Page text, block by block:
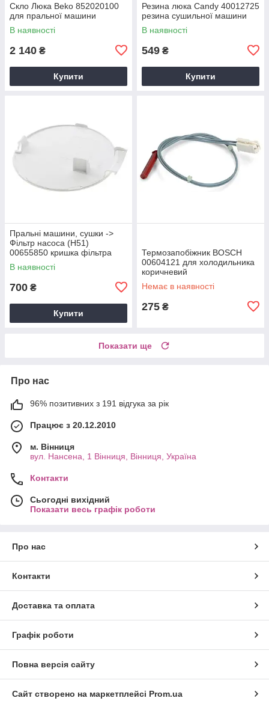
Скло Люка Beko 852020100
для пральної машини
В наявності
2 140 ₴
Купити
Резина люка Candy 40012725
резина сушильної машини
В наявності
549 ₴
Купити
Пральні машини, сушки ->
Фільтр насоса (Н51)
00655850 кришка фільтра
(А41)
В наявності
700 ₴
Купити
Термозапобіжник BOSCH
00604121 для холодильника
коричневий
Немає в наявності
275 ₴
Показати ще
Про нас
96% позитивних з 191 відгука за рік
Працює з 20.12.2010
м. Вінниця
вул. Нансена, 1 Вінниця, Вінниця, Україна
Контакти
Сьогодні вихідний
Показати весь графік роботи
Про нас
Контакти
Доставка та оплата
Графік роботи
Повна версія сайту
Сайт створено на маркетплейсі Prom.ua